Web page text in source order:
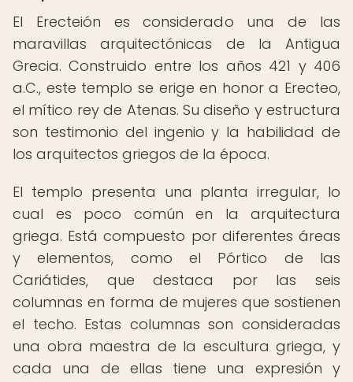
El Erecteión es considerado una de las
maravillas arquitectónicas de la Antigua
Grecia. Construido entre los años 421 y 406
a.C., este templo se erige en honor a Erecteo,
el mítico rey de Atenas. Su diseño y estructura
son testimonio del ingenio y la habilidad de
los arquitectos griegos de la época.
El templo presenta una planta irregular, lo
cual es poco común en la arquitectura
griega. Está compuesto por diferentes áreas
y elementos, como el Pórtico de las
Cariátides, que destaca por las seis
columnas en forma de mujeres que sostienen
el techo. Estas columnas son consideradas
una obra maestra de la escultura griega, y
cada una de ellas tiene una expresión y